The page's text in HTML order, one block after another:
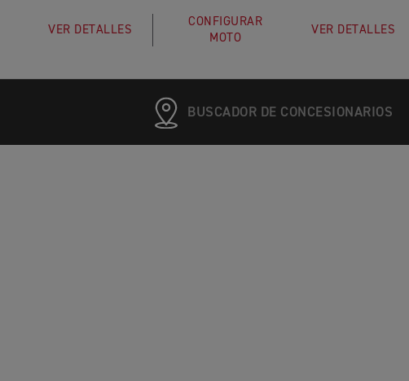
VER DETALLES
CONFIGURAR
MOTO
VER DETALLES
BUSCADOR DE CONCESIONARIOS